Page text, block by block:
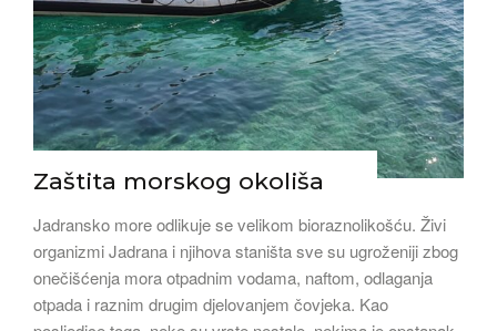
Zaštita morskog okoliša
Jadransko more odlikuje se velikom bioraznolikošću. Živi
organizmi Jadrana i njihova staništa sve su ugroženiji zbog
onečišćenja mora otpadnim vodama, naftom, odlaganja
otpada i raznim drugim djelovanjem čovjeka. Kao